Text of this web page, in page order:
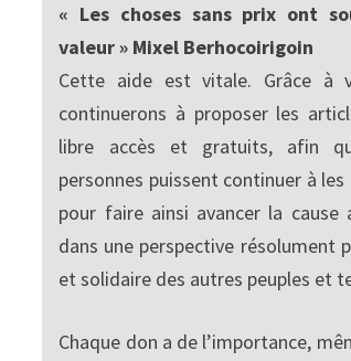
« Les choses sans prix ont
valeur » Mixel Berhocoirigoin
Cette aide est vitale. Grâce à
continuerons à proposer les
libre accès et gratuits, afin
personnes puissent continuer à
pour faire ainsi avancer la cause
dans une perspective résolument
et solidaire des autres peuples et
Chaque don a de l’importance,